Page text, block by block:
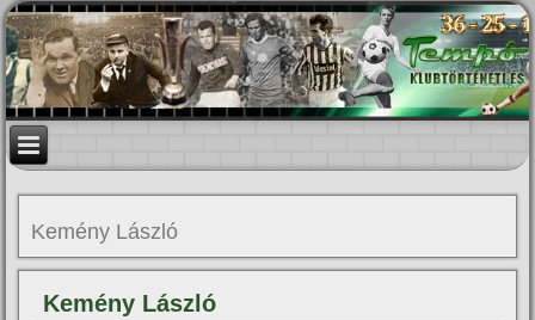
Kemény László
Kemény László